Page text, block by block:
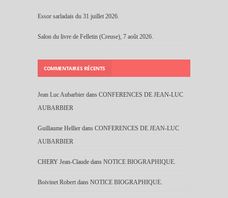
Essor sarladais du 31 juillet 2026.
Salon du livre de Felletin (Creuse), 7 août 2026.
COMMENTAIRES RÉCENTS
Jean Luc Aubarbier dans CONFERENCES DE JEAN-LUC
AUBARBIER
Guillaume Hellier dans CONFERENCES DE JEAN-LUC
AUBARBIER
CHERY Jean-Claude dans NOTICE BIOGRAPHIQUE.
Boivinet Robert dans NOTICE BIOGRAPHIQUE.